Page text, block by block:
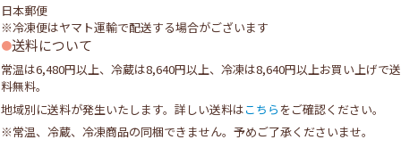
日本郵便
※冷凍便はヤマト運輸で配送する場合がございます
送料について
常温は6,480円以上、冷蔵は8,640円以上、冷凍は8,640円以上お買い上げで送
料無料。
地域別に送料が発生いたします。詳しい送料はこちら をご確認ください。
※常温、冷蔵、冷凍商品の同梱できません。予めご了承くださいませ。